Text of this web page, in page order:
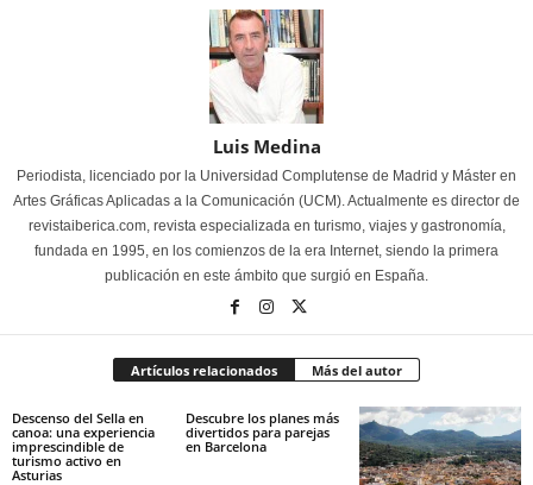
Luis Medina
Periodista, licenciado por la Universidad Complutense de Madrid y Máster en
Artes Gráficas Aplicadas a la Comunicación (UCM). Actualmente es director de
revistaiberica.com, revista especializada en turismo, viajes y gastronomía,
fundada en 1995, en los comienzos de la era Internet, siendo la primera
publicación en este ámbito que surgió en España.
Artículos relacionados Más del autor
Descenso del Sella en
canoa: una experiencia
imprescindible de
turismo activo en
Asturias
Descubre los planes más
divertidos para parejas
en Barcelona